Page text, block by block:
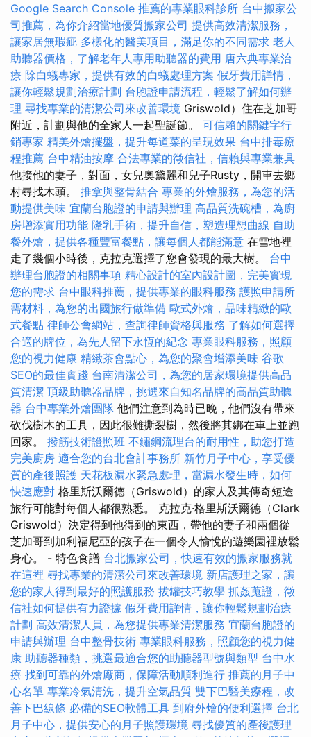
Google Search Console 推薦的專業眼科診所 台中搬家公
司推薦，為你介紹當地優質搬家公司 提供高效清潔服務，
讓家居無瑕疵 多樣化的醫美項目，滿足你的不同需求 老人
助聽器價格，了解老年人專用助聽器的費用 唐六典專業治
療 除白蟻專家，提供有效的白蟻處理方案 假牙費用詳情，
讓你輕鬆規劃治療計劃 台胞證申請流程，輕鬆了解如何辦
理 尋找專業的清潔公司來改善環境 Griswold）住在芝加哥
附近，計劃與他的全家人一起聖誕節。 可信賴的關鍵字行
銷專家 精美外燴擺盤，提升每道菜的呈現效果 台中排毒療
程推薦 台中精油按摩 合法專業的徵信社，信賴與專業兼具
他接他的妻子，對面，女兒奧黛麗和兒子Rusty，開車去鄉
村尋找木頭。 推拿與整骨結合 專業的外燴服務，為您的活
動提供美味 宜蘭台胞證的申請與辦理 高品質洗碗槽，為廚
房增添實用功能 隆乳手術，提升自信，塑造理想曲線 自助
餐外燴，提供各種豐富餐點，讓每個人都能滿意 在雪地裡
走了幾個小時後，克拉克選擇了您會發現的最大樹。 台中
辦理台胞證的相關事項 精心設計的室內設計圖，完美實現
您的需求 台中眼科推薦，提供專業的眼科服務 護照申請所
需材料，為您的出國旅行做準備 歐式外燴，品味精緻的歐
式餐點 律師公會網站，查詢律師資格與服務 了解如何選擇
合適的牌位，為先人留下永恆的紀念 專業眼科服務，照顧
您的視力健康 精緻茶會點心，為您的聚會增添美味 谷歌
SEO的最佳實踐 台南清潔公司，為您的居家環境提供高品
質清潔 頂級助聽器品牌，挑選來自知名品牌的高品質助聽
器 台中專業外燴團隊 他們注意到為時已晚，他們沒有帶來
砍伐樹木的工具，因此很難撕裂樹，然後將其綁在車上並跑
回家。 撥筋技術證照班 不鏽鋼流理台的耐用性，助您打造
完美廚房 適合您的台北會計事務所 新竹月子中心，享受優
質的產後照護 天花板漏水緊急處理，當漏水發生時，如何
快速應對 格里斯沃爾德（Griswold）的家人及其傳奇短途
旅行可能對每個人都很熟悉。 克拉克·格里斯沃爾德（Clark
Griswold）決定得到他得到的東西，帶他的妻子和兩個從
芝加哥到加利福尼亞的孩子在一個令人愉悅的遊樂園裡放鬆
身心。 - 特色食譜 台北搬家公司，快速有效的搬家服務就
在這裡 尋找專業的清潔公司來改善環境 新店護理之家，讓
您的家人得到最好的照護服務 拔罐技巧教學 抓姦蒐證，徵
信社如何提供有力證據 假牙費用詳情，讓你輕鬆規劃治療
計劃 高效清潔人員，為您提供專業清潔服務 宜蘭台胞證的
申請與辦理 台中整骨技術 專業眼科服務，照顧您的視力健
康 助聽器種類，挑選最適合您的助聽器型號與類型 台中水
療 找到可靠的外燴廠商，保障活動順利進行 推薦的月子中
心名單 專業冷氣清洗，提升空氣品質 雙下巴醫美療程，改
善下巴線條 必備的SEO軟體工具 到府外燴的便利選擇 台北
月子中心，提供安心的月子照護環境 尋找優質的產後護理